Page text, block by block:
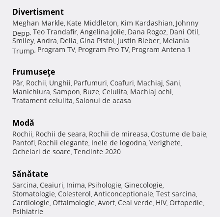
Divertisment
Meghan Markle, Kate Middleton, Kim Kardashian, Johnny
Depp, Teo Trandafir, Angelina Jolie, Dana Rogoz, Dani Otil,
Smiley, Andra, Delia, Gina Pistol, Justin Bieber, Melania
Trump, Program TV, Program Pro TV, Program Antena 1
Frumuseţe
Păr, Rochii, Unghii, Parfumuri, Coafuri, Machiaj, Sani,
Manichiura, Sampon, Buze, Celulita, Machiaj ochi,
Tratament celulita, Salonul de acasa
Modă
Rochii, Rochii de seara, Rochii de mireasa, Costume de baie,
Pantofi, Rochii elegante, Inele de logodna, Verighete,
Ochelari de soare, Tendinte 2020
Sănătate
Sarcina, Ceaiuri, Inima, Psihologie, Ginecologie,
Stomatologie, Colesterol, Anticonceptionale, Test sarcina,
Cardiologie, Oftalmologie, Avort, Ceai verde, HIV, Ortopedie,
Psihiatrie